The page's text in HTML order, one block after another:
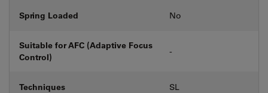
Spring Loaded No
Suitable for AFC (Adaptive Focus
Control)
-
Techniques SL